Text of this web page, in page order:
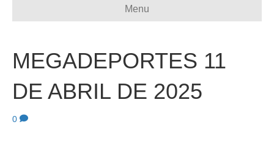
Menu
MEGADEPORTES 11
DE ABRIL DE 2025
0